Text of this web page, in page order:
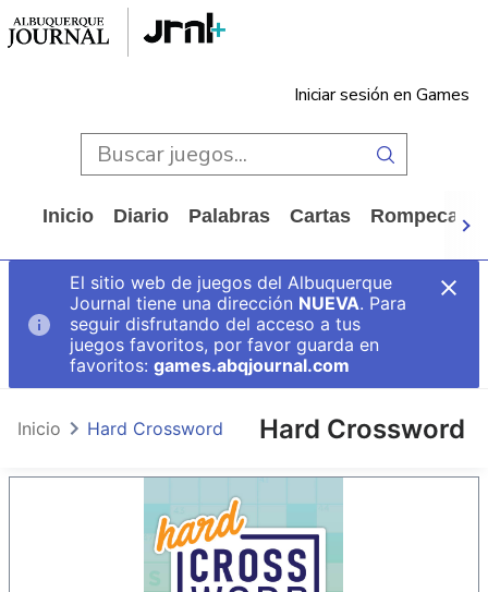
Iniciar sesión en Games
Inicio Diario Palabras Cartas
El sitio web de juegos del Albuquerque
Journal tiene una dirección NUEVA. Para
seguir disfrutando del acceso a tus
juegos favoritos, por favor guarda en
favoritos: games.abqjournal.com
Hard Crossword
Inicio Hard Crossword